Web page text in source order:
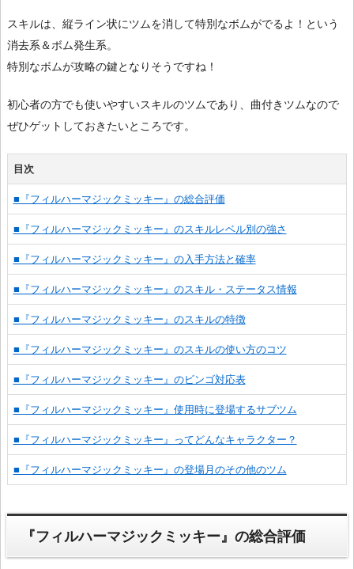
スキルは、縦ライン状にツムを消して特別なボムがでるよ！という
消去系＆ボム発生系。
特別なボムが攻略の鍵となりそうですね！
初心者の方でも使いやすいスキルのツムであり、曲付きツムなので
ぜひゲットしておきたいところです。
目次
■『フィルハーマジックミッキー』の総合評価
■『フィルハーマジックミッキー』のスキルレベル別の強さ
■『フィルハーマジックミッキー』の入手方法と確率
■『フィルハーマジックミッキー』のスキル・ステータス情報
■『フィルハーマジックミッキー』のスキルの特徴
■『フィルハーマジックミッキー』のスキルの使い方のコツ
■『フィルハーマジックミッキー』のビンゴ対応表
■『フィルハーマジックミッキー』使用時に登場するサブツム
■『フィルハーマジックミッキー』ってどんなキャラクター？
■『フィルハーマジックミッキー』の登場月のその他のツム
『フィルハーマジックミッキー』の総合評価